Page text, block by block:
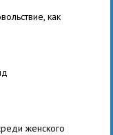
как
женского